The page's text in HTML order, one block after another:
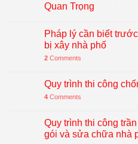
Quan Trọng
Pháp lý cần biết
bị xây nhà phố
2 Comments
Quy trình thi công
4 Comments
Quy trình thi công
gói và sửa chữa nhà